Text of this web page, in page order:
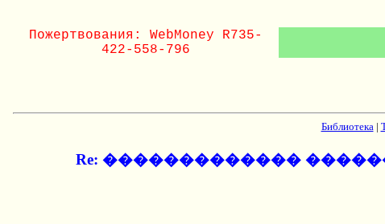
Пожертвования: WebMoney R735-
422-558-796
Библиотека|
Re: �������������